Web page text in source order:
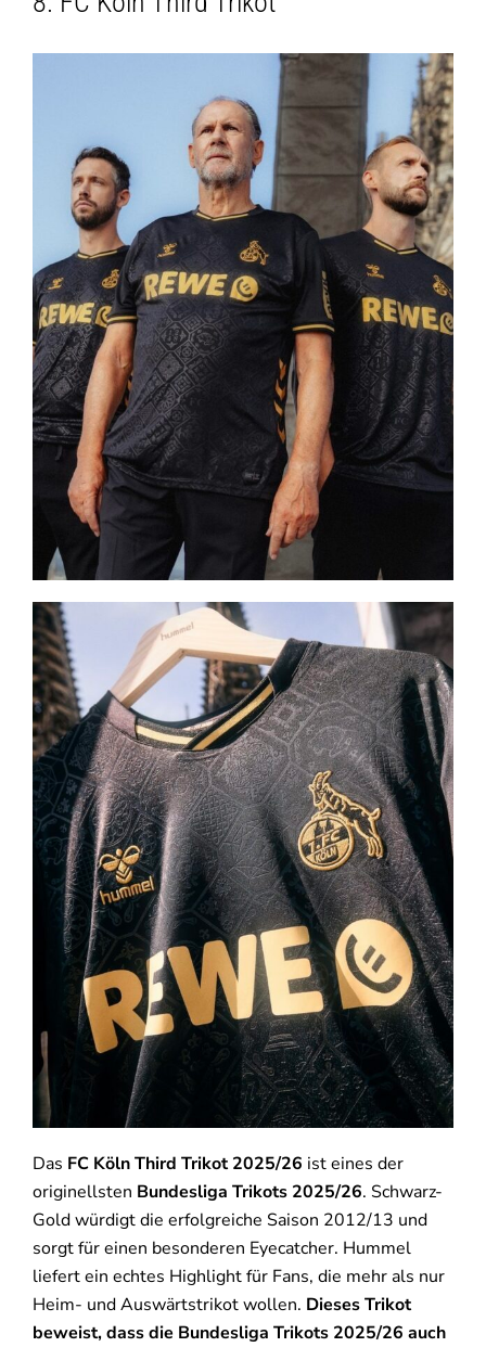
Das FC Köln Third Trikot 2025/26 ist eines der
originellsten Bundesliga Trikots 2025/26. Schwarz-
Gold würdigt die erfolgreiche Saison 2012/13 und
sorgt für einen besonderen Eyecatcher. Hummel
liefert ein echtes Highlight für Fans, die mehr als nur
Heim- und Auswärtstrikot wollen. Dieses Trikot
beweist, dass die Bundesliga Trikots 2025/26 auch